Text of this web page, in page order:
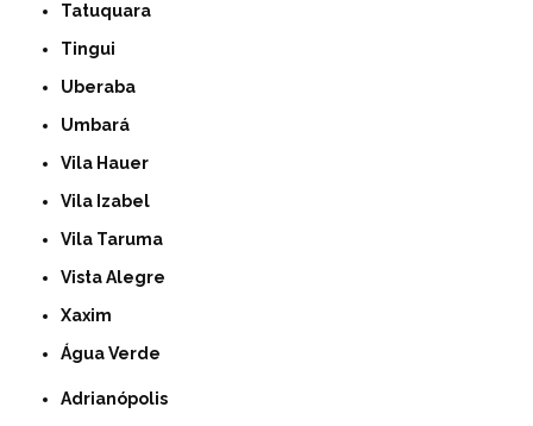
Tatuquara
Tingui
Uberaba
Umbará
Vila Hauer
Vila Izabel
Vila Taruma
Vista Alegre
Xaxim
Água Verde
Adrianópolis